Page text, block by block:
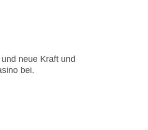
neue Kraft und
bei.